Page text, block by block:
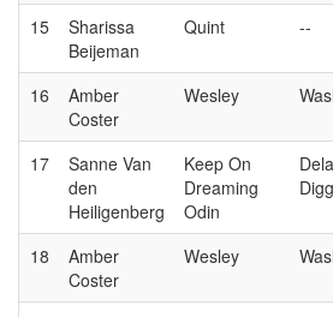
15
Sharissa
Beijeman
Quint --
16
Amber
Coster
Wesley
17
Sanne Van
den
Heiligenberg
Keep On
Dreaming
Odin
18
Amber
Coster
Wesley